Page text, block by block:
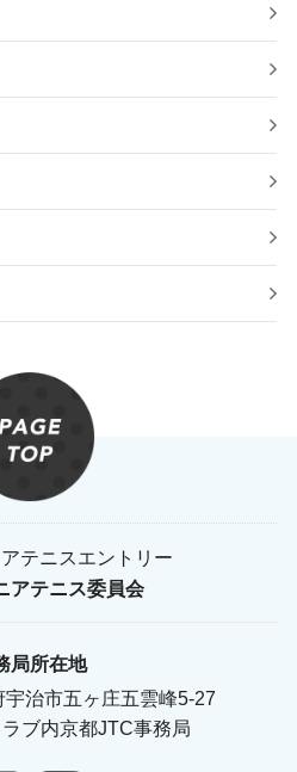
テニスエントリー
アテニス委員会
局所在地
治市五ヶ庄五雲峰5-27
ブ内京都JTC事務局